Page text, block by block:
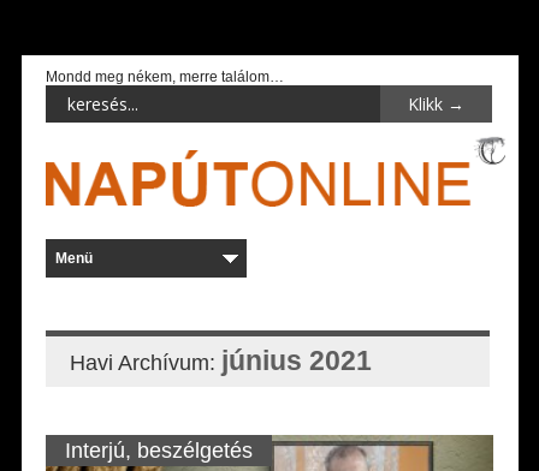
Mondd meg nékem, merre találom…
Havi Archívum: június 2021
Interjú, beszélgetés